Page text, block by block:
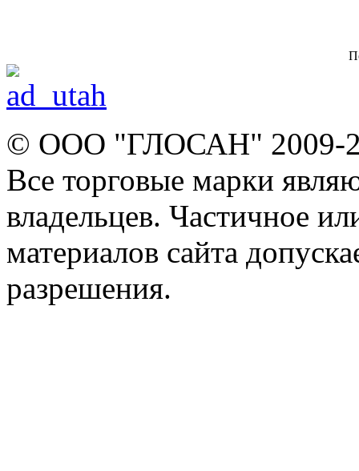
© ООО "ГЛОСАН" 2009-
Все торговые марки
владельцев. Частичное
материалов сайта
разрешения.